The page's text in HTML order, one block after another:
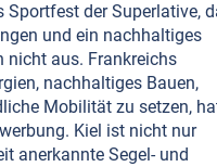
der Superlative,
und ein nachhaltiges
nicht aus. Frankreichs
nachhaltiges Bauen,
Mobilität zu setzen,
Kiel ist nicht nur
anerkannte Segel- und